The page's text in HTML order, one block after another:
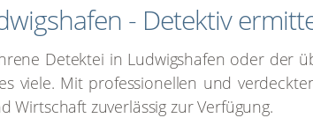
- Detek­tiv
Detek­tei in Lud­wigs­ha­fen oder der
vie­le. Mit pro­fes­sio­nel­len und
Wirt­schaft zuver­läs­sig zur Ver­fü­gung.